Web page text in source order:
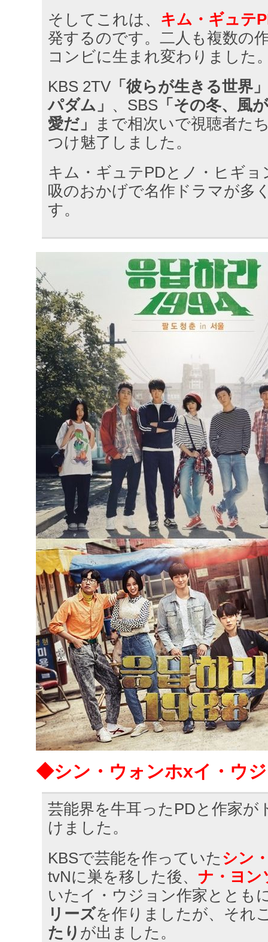
そしてこれは、 キム・ギュテ
発するのです。二人も複数の
コンビに生まれ変わりました
KBS 2TV 「彼らが生きる世界」
パダム」 、SBS 「その冬、風
愛だ」
まで相次いで視聴者た
つけ魅了しました。
キム・ギュテPDとノ・ヒギ
吸のおかげで名作ドラマが多
す。
◆シン・ウォンホxイ・ウ
芸能界を牛耳ったPDと作家が
けました。
KBSで芸能を作っていた シン
tvNに巣を移した後、 ナ・ヨン
いたイ・ウジョン作家ととも
リーズを作りましたが、それ
たり が出ました。